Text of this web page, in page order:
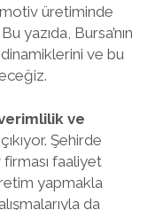
üretiminde
yazıda, Bursa’nın
ve bu
ve
Şehirde
faaliyet
yapmakla
da